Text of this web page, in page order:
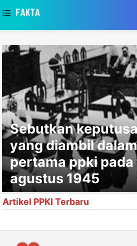
Sebutkan
yang diambil
pertama ppki pada
agustus 1945
Artikel PPKI Terbaru